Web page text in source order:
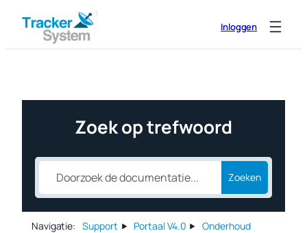
naar
de
Inloggen
Zoek op trefwoord
Zoeken
Navigatie: Support Portaal V4.0 Onderhoud